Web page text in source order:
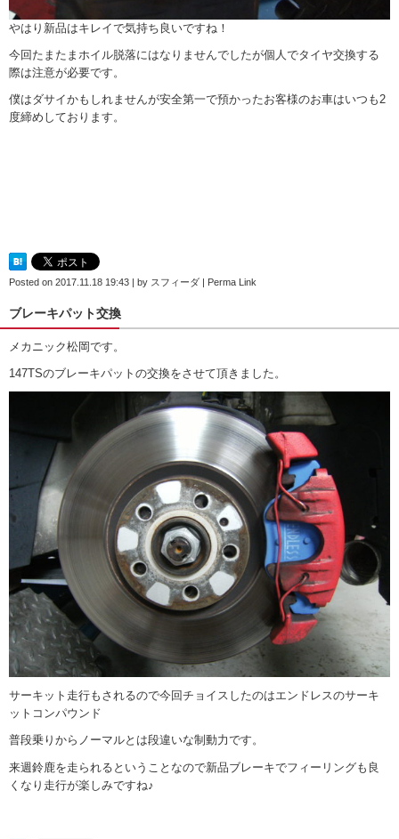
やはり新品はキレイで気持ち良いですね！
今回たまたまホイル脱落にはなりませんでしたが個人でタイヤ交換する
際は注意が必要です。
僕はダサイかもしれませんが安全第一で預かったお客様のお車はいつも2
度締めしております。
Posted on 2017.11.18 19:43 | by スフィーダ | Perma Link
ブレーキパット交換
メカニック松岡です。
147TSのブレーキパットの交換をさせて頂きました。
サーキット走行もされるので今回チョイスしたのはエンドレスのサーキ
ットコンパウンド
普段乗りからノーマルとは段違いな制動力です。
来週鈴鹿を走られるということなので新品ブレーキでフィーリングも良
くなり走行が楽しみですね♪